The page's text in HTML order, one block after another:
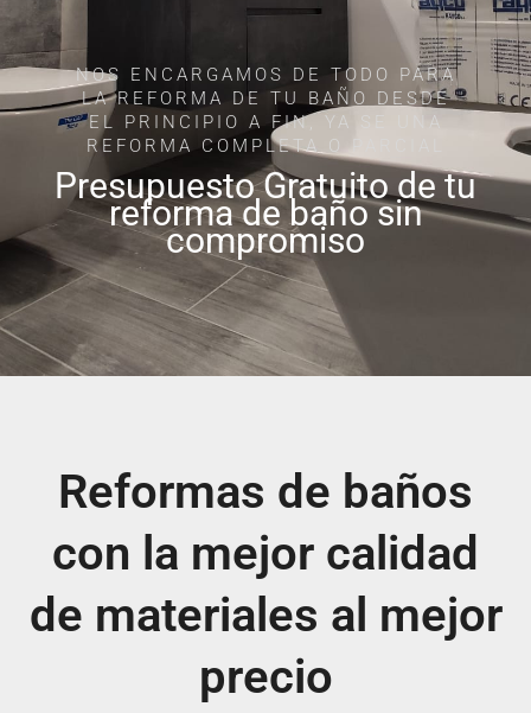
NOS ENCARGAMOS DE TODO PARA
LA REFORMA DE TU BAÑO DESDE
EL PRINCIPIO A FIN, YA SE UNA
REFORMA COMPLETA O PARCIAL
Presupuesto Gratuito de tu
reforma de baño sin
compromiso
Reformas de baños
con la mejor calidad
de materiales al mejor
precio